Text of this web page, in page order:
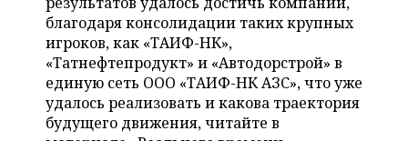
благодаря консолидации таких крупных
игроков, как «ТАИФ-НК»,
«Татнефтепродукт» и «Автодорстрой» в
единую сеть ООО «ТАИФ-НК АЗС», что уже
удалось реализовать и какова траектория
будущего движения, читайте в